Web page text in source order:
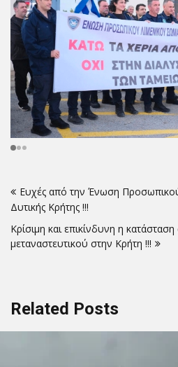
άρθρων
Ευχές από την Ένωση
Δυτικής Κρήτης !!!
Κρίσιμη και επικίνδυνη η
μεταναστευτικού στην Κρήτη !!!
Related Posts